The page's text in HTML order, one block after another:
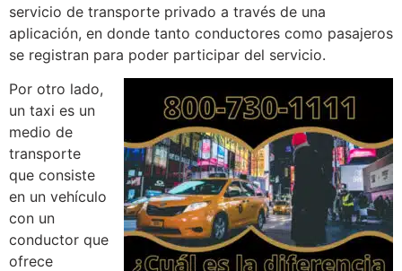
servicio de transporte privado a través de una
aplicación, en donde tanto conductores como pasajeros
se registran para poder participar del servicio.
Por otro lado,
un taxi es un
medio de
transporte
que consiste
en un vehículo
con un
conductor que
ofrece